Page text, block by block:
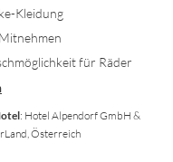
Kleidung
für Räder
: Hotel Alpendorf GmbH &
Österreich